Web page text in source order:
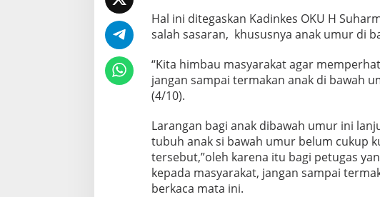
j
h
a
h
a
B
a
g
i
A
Hal ini ditegaskan Kadinkes OKU H
salah sasaran, khususnya anak umur di
“Kita himbau masyarakat agar
jangan sampai termakan anak di bawah
(4/10).
Larangan bagi anak dibawah umur ini
tubuh anak si bawah umur belum cukup
tersebut,”oleh karena itu bagi petugas
kepada masyarakat, jangan sampai
berkaca mata ini.